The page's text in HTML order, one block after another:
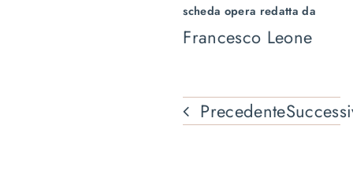
scheda opera redatta da
Francesco Leone
Precedente